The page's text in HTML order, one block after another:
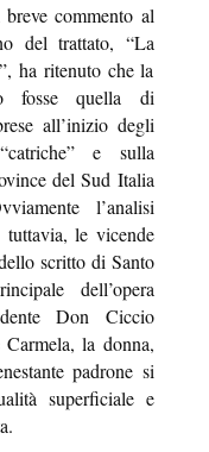
commento al
del trattato, “La
ha ritenuto che la
fosse quella di
all’inizio degli
e sulla
del Sud Italia
l’analisi
tuttavia, le vicende
scritto di Santo
dell’opera
Don Ciccio
la donna,
padrone si
superficiale e